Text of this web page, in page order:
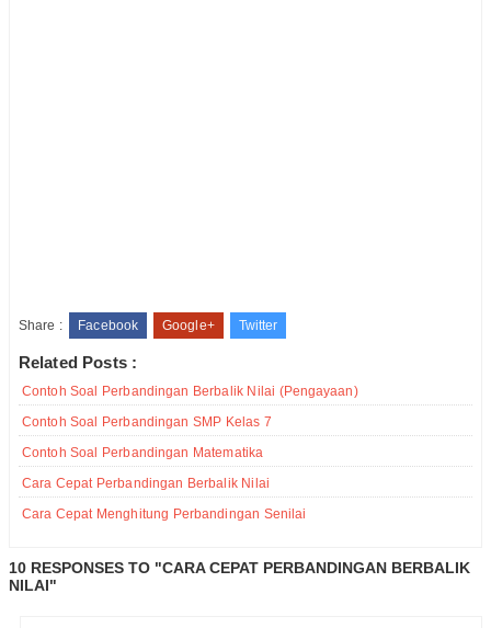
Share : Facebook Google+ Twitter
Related Posts :
Contoh Soal Perbandingan Berbalik Nilai (Pengayaan)
Contoh Soal Perbandingan SMP Kelas 7
Contoh Soal Perbandingan Matematika
Cara Cepat Perbandingan Berbalik Nilai
Cara Cepat Menghitung Perbandingan Senilai
10 RESPONSES TO "CARA CEPAT PERBANDINGAN BERBALIK
NILAI"